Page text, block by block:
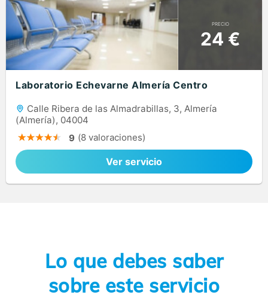
PRECIO
24 €
Laboratorio Echevarne Almería Centro
Calle Ribera de las Almadrabillas, 3, Almería
(Almería), 04004
9 (8 valoraciones)
Ver servicio
Lo que debes saber
sobre este servicio